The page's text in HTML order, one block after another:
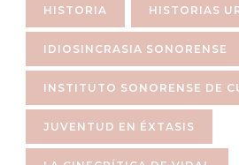
HISTORIA HISTORIAS
IDIOSINCRASIA SONORENSE
INSTITUTO SONORENSE DE
JUVENTUD EN ÉXTASIS